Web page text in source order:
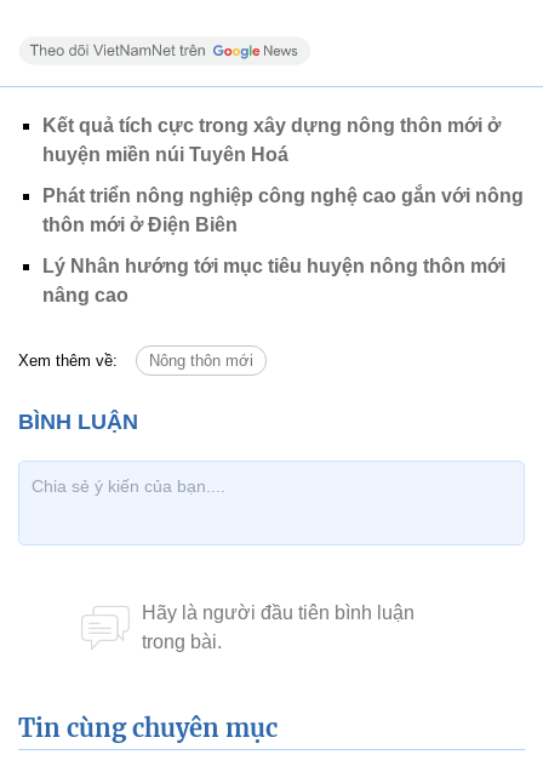
Kết quả tích cực trong xây dựng nông thôn mới ở
huyện miền núi Tuyên Hoá
Phát triển nông nghiệp công nghệ cao gắn với nông
thôn mới ở Điện Biên
Lý Nhân hướng tới mục tiêu huyện nông thôn mới
nâng cao
Xem thêm về: Nông thôn mới
Tin cùng chuyên mục